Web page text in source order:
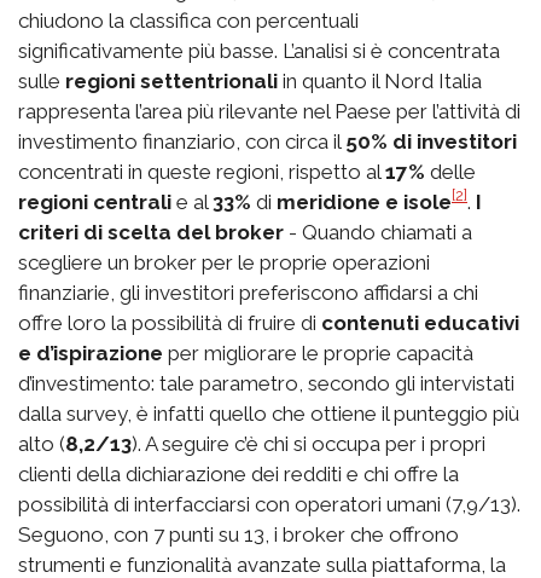
chiudono la classifica con percentuali
significativamente più basse. L’analisi si è concentrata
sulle regioni settentrionali in quanto il Nord Italia
rappresenta l’area più rilevante nel Paese per l’attività di
investimento finanziario, con circa il 50% di investitori
concentrati in queste regioni, rispetto al 17% delle
regioni centrali e al 33% di meridione e isole [2]. I
criteri di scelta del broker - Quando chiamati a
scegliere un broker per le proprie operazioni
finanziarie, gli investitori preferiscono affidarsi a chi
offre loro la possibilità di fruire di contenuti educativi
e d’ispirazione per migliorare le proprie capacità
d’investimento: tale parametro, secondo gli intervistati
dalla survey, è infatti quello che ottiene il punteggio più
alto (8,2/13). A seguire c’è chi si occupa per i propri
clienti della dichiarazione dei redditi e chi offre la
possibilità di interfacciarsi con operatori umani (7,9/13).
Seguono, con 7 punti su 13, i broker che offrono
strumenti e funzionalità avanzate sulla piattaforma, la